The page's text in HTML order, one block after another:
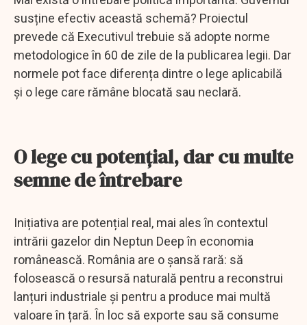
susține efectiv această schemă? Proiectul
prevede că Executivul trebuie să adopte norme
metodologice în 60 de zile de la publicarea legii. Dar
normele pot face diferența dintre o lege aplicabilă
și o lege care rămâne blocată sau neclară.
O lege cu potențial, dar cu multe
semne de întrebare
Inițiativa are potențial real, mai ales în contextul
intrării gazelor din Neptun Deep în economia
românească. România are o șansă rară: să
folosească o resursă naturală pentru a reconstrui
lanțuri industriale și pentru a produce mai multă
valoare în țară. În loc să exporte sau să consume